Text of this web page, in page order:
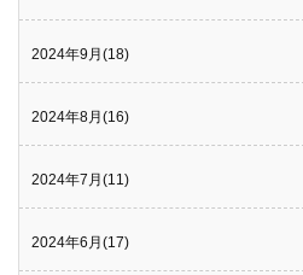
2024年9月(18)
2024年8月(16)
2024年7月(11)
2024年6月(17)